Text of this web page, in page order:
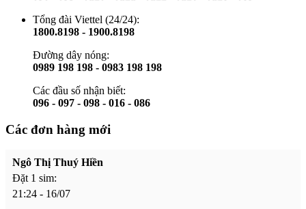
Tổng đài Viettel (24/24):
1800.8198 - 1900.8198
Đường dây nóng:
0989 198 198 - 0983 198 198
Các đầu số nhận biết:
096 - 097 - 098 - 016 - 086
Các đơn hàng mới
Ngô Thị Thuý Hiền
Đặt 1 sim:
21:24 - 16/07